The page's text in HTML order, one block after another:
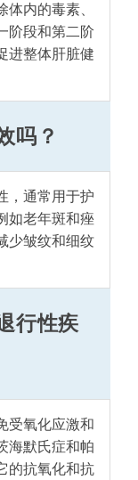
内的毒素、
阶段和第二阶
进整体肝脏健
吗？
，通常用于护
如老年斑和痤
少皱纹和细纹
行性疾
受氧化应激和
海默氏症和帕
的抗氧化和抗